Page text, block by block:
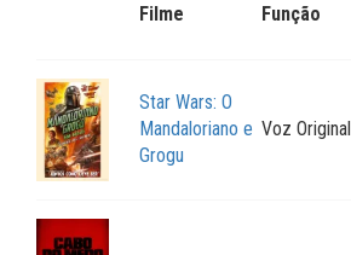
Filme Função
Star Wars: O
Mandaloriano e
Grogu
Voz Original